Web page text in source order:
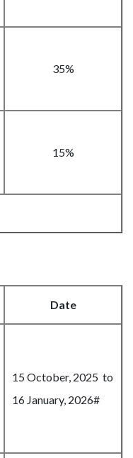
35%
15%
Date
15 October, 2025 to
16 January, 2026#